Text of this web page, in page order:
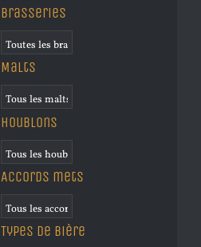
Brasseries
Malts
Houblons
Accords mets
Types de bière